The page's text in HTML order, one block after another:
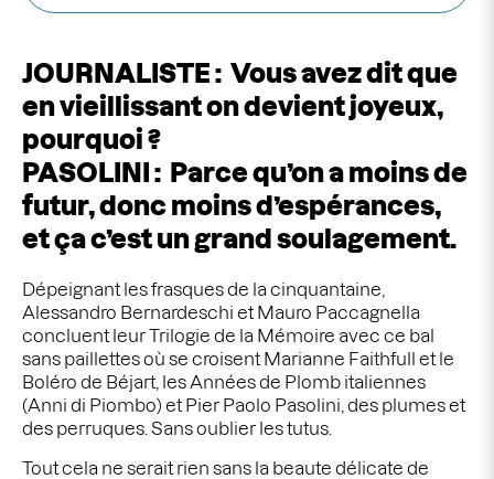
JOURNALISTE : Vous avez dit que
en vieillissant on devient joyeux,
pourquoi ?
PASOLINI : Parce qu’on a moins de
futur, donc moins d’espérances,
et ça c’est un grand soulagement.
Dépeignant les frasques de la cinquantaine,
Alessandro Bernardeschi et Mauro Paccagnella
concluent leur Trilogie de la Mémoire avec ce bal
sans paillettes où se croisent Marianne Faithfull et le
Boléro de Béjart, les Années de Plomb italiennes
(Anni di Piombo) et Pier Paolo Pasolini, des plumes et
des perruques. Sans oublier les tutus.
Tout cela ne serait rien sans la beaute délicate de